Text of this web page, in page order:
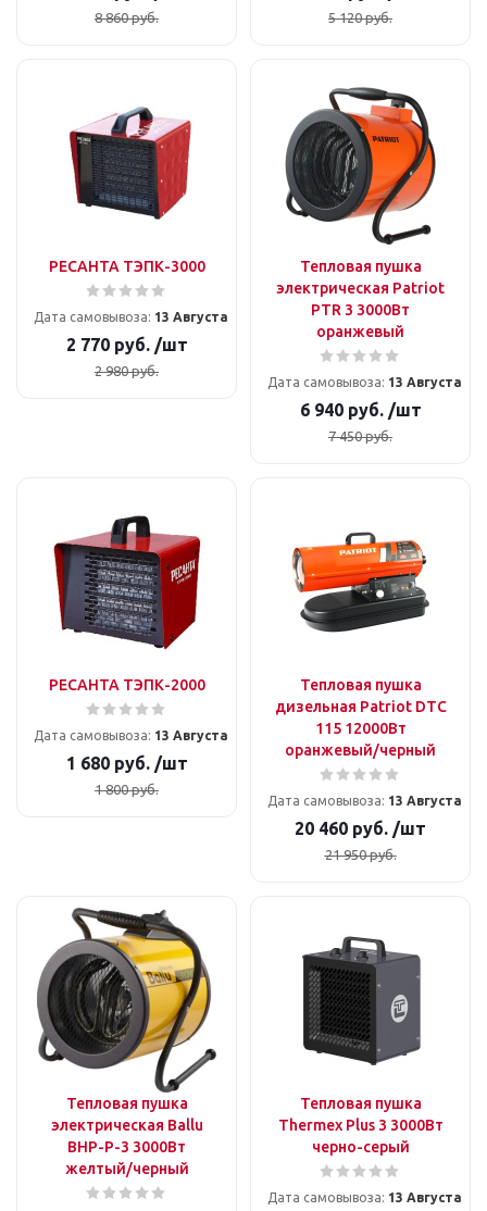
8 860руб. 5 120руб.
РЕСАНТА ТЭПК-3000
Дата самовывоза: 13 Августа
2 770руб. /шт
2 980руб.
Тепловая пушка
электрическая Patriot
PTR 3 3000Вт
оранжевый
Дата самовывоза: 13 Августа
6 940руб. /шт
7 450руб.
РЕСАНТА ТЭПК-2000
Дата самовывоза: 13 Августа
1 680руб. /шт
1 800руб.
Тепловая пушка
дизельная Patriot DTC
115 12000Вт
оранжевый/черный
Дата самовывоза: 13 Августа
20 460 руб. /шт
21 950руб.
Тепловая пушка
электрическая Ballu
BHP-P-3 3000Вт
желтый/черный
Тепловая пушка
Thermex Plus 3 3000Вт
черно-серый
Дата самовывоза: 13 Августа